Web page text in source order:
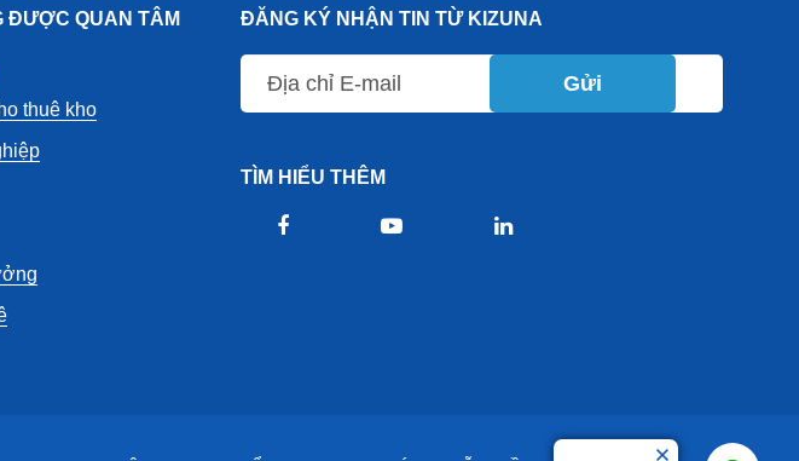
ĐƯỢC QUAN TÂM
thuê kho
ĐĂNG KÝ NHẬN TIN TỪ KIZUNA
Gửi
TÌM HIỂU THÊM